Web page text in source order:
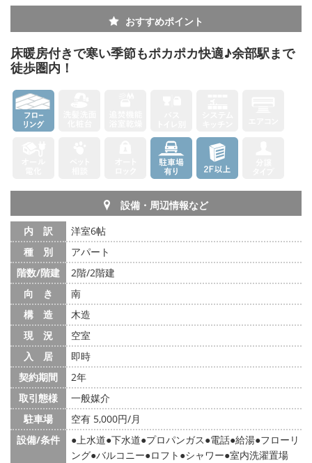
おすすめポイント
床暖房付きで寒い季節もポカポカ快適♪余部駅まで
徒歩圏内！
設備・周辺情報など
内 訳
洋室6帖
種 別
アパート
階数/階建
2階/2階建
向 き
南
構 造
木造
現 況
空室
入 居
即時
契約期間
2年
取引態様
一般媒介
駐車場
空有 5,000円/月
設備/条件
上水道 下水道 プロパンガス 電話 給湯 フローリ
ング バルコニー ロフト シャワー 室内洗濯置場